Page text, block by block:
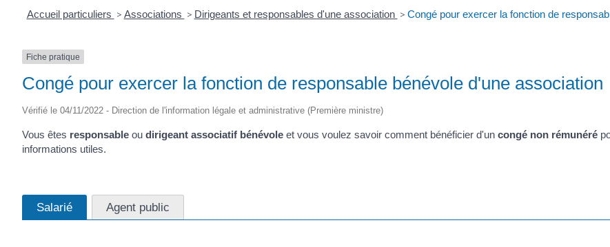
Accueil particuliers > Associations > Dirigeants et responsables d'une association > Congé pour exercer la fonction de
Fiche pratique
Congé pour exercer la fonction de responsable bénévole d'une association
Vérifié le 04/11/2022 - Direction de l'information légale et administrative (Première ministre)
Vous êtes responsable ou dirigeant associatif bénévole et vous voulez savoir comment bénéficier d'un congé non rémunéré
informations utiles.
Salarié Agent public